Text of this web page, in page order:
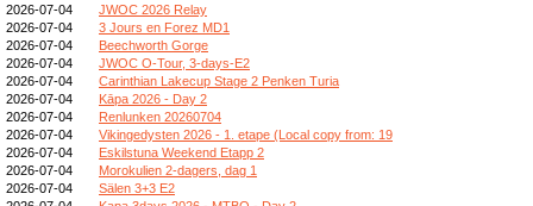
2026-07-04
JWOC 2026 Relay
2026-07-04
3 Jours en Forez MD1
2026-07-04
Beechworth Gorge
2026-07-04
JWOC O-Tour, 3-days-E2
2026-07-04
Carinthian Lakecup Stage 2 Penken Turia
2026-07-04
Kāpa 2026 - Day 2
2026-07-04
Renlunken 20260704
2026-07-04
Vikingedysten 2026 - 1. etape (Local copy from: 19
2026-07-04
Eskilstuna Weekend Etapp 2
2026-07-04
Morokulien 2-dagers, dag 1
2026-07-04
Sälen 3+3 E2